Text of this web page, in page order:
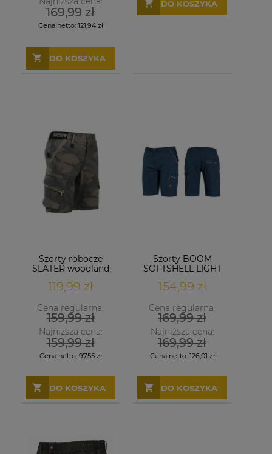
169,99 zł
Cena netto: 121,94 zł
DO KOSZYKA
DO KOSZYKA
Szorty robocze
SLATER woodland
119,99 zł
Cena regularna:
159,99 zł
Najniższa cena:
159,99 zł
Cena netto: 97,55 zł
DO KOSZYKA
Szorty BOOM
SOFTSHELL LIGHT
154,99 zł
Cena regularna:
169,99 zł
Najniższa cena:
169,99 zł
Cena netto: 126,01 zł
DO KOSZYKA